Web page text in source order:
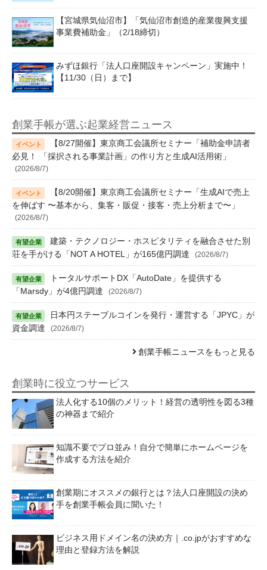
【宮城県気仙沼市】「気仙沼市創造的産業復興支援
事業費補助金」（2/18締切）
みずほ銀行「法人口座開設キャンペーン」実施中！
【11/30（日）まで】
創業手帳が選ぶ起業経営ニュース
【8/27開催】東京商工会議所セミナー「補助金申請者
必見！ 「採択される事業計画」の作り方と生成AI活用術」
(2026/8/7)
【8/20開催】東京商工会議所セミナー「生成AIで売上
を伸ばす 〜基本から、集客・販促・接客・売上分析まで〜」
(2026/8/7)
建築・テクノロジー・ホスピタリティを融合させた別
荘を手がける「NOT A HOTEL」が165億円調達
(2026/8/7)
トータルサポートDX「AutoDate」を提供する
「Marsdy」が4億円調達
(2026/8/7)
日本円ステーブルコインを発行・運営する「JPYC」が
資金調達
(2026/8/7)
創業手帳ニュースをもっと見る
創業時に役立つサービス
法人化する10個のメリット！経営の透明性を図る3種
の神器まで紹介
知識不要でプロ並み！自分で簡単にホームページを
作成する方法を紹介
創業期にオススメの銀行とは？法人口座開設の決め
手を創業手帳会員に聞いた！
ビジネス用ドメイン名の決め方｜.co.jpがおすすめな
理由と登録方法を解説